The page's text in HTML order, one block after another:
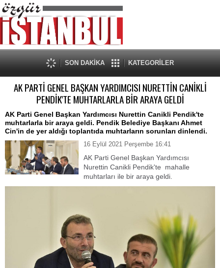
SON DAKİKA KATEGORİLER
AK PARTİ GENEL BAŞKAN YARDIMCISI NURETTİN CANİKLİ
PENDİK'TE MUHTARLARLA BİR ARAYA GELDİ
AK Parti Genel Başkan Yardımcısı Nurettin Canikli Pendik'te
muhtarlarla bir araya geldi. Pendik Belediye Başkanı Ahmet
Cin'in de yer aldığı toplantıda muhtarların sorunları dinlendi.
16 Eylül 2021 Perşembe 16:41
AK Parti Genel Başkan Yardımcısı
Nurettin Canikli Pendik'te mahalle
muhtarları ile bir araya geldi.